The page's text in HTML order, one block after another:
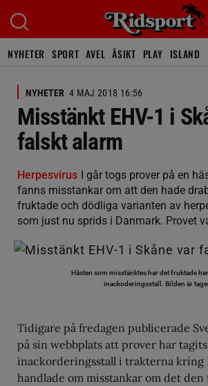
NYHETER SPORT AVEL ÅSIKT PLAY ISLAND
NYHETER 4 MAJ 2018 16:56
Misstänkt EHV-1 i
falskt alarm
Herpesvirus I går togs prover på en
fanns misstankar om att den hade
fruktade och dödliga varianten av
som just nu sprids i Danmark. Provet
Hästen som misstänktes har det fruktade
inackoderingsstall. Bilden är
Tidigare på fredagen publicerade
på sin webbplats att prover har
inackorderingsstall i trakterna kring
handlade om misstankar om det